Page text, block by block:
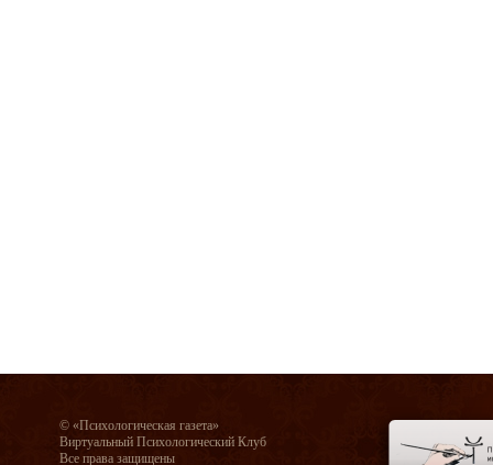
© «Психологическая газета»
Виртуальный Психологический Клуб
Все права защищены